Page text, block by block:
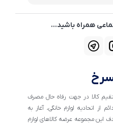
همراه باشید...
کالا در جهت رفاه حال مصرف
جواز دائم از اتحادیه لوازم خانگی، آغاز به
این مجموعه عرضه کالاهای لوازم